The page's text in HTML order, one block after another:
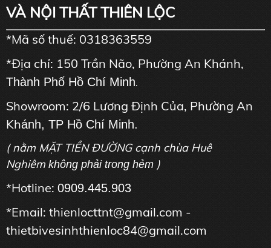
VÀ NỘI THẤT THIÊN LỘC
*Mã số thuế: 0318363559
*Địa chỉ: 150 Trần Não, Phường An Khánh,
Thành Phố Hồ Chí Minh.
Showroom: 2/6 Lương Định Của, Phường An
Khánh, TP Hồ Chí Minh.
( nằm MẶT TIỀN ĐƯỜNG cạnh chùa Huê
Nghiêm không phải trong hẻm )
*Hotline: 0909.445.903
*Email: thienlocttnt@gmail.com -
thietbivesinhthienloc84@gmail.com